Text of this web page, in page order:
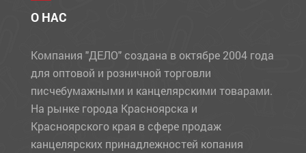
О НАС
Компания "ДЕЛО" создана в октябре 2004 года
для оптовой и розничной торговли
писчебумажными и канцелярскими товарами.
На рынке города Красноярска и
Красноярского края в сфере продаж
канцелярских принадлежностей копания